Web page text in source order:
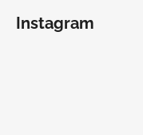
Instagram